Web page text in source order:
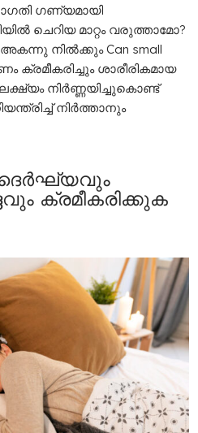
ഗണ്യമായി
ചെറിയ മാറ്റം വരുത്താമോ?
അകന്നു നിൽക്കും Can small
ക്രമീകരിച്ചും ശാരീരികമായ
നിര്‍ണ്ണയിച്ചുകൊണ്ട്
നിര്‍ത്താനും
ദൈര്‍ഘ്യവും
ക്രമീകരിക്കുക